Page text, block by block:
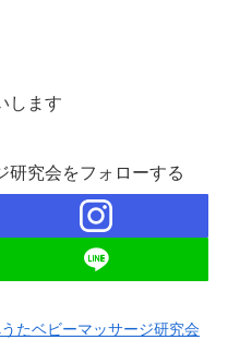
します
研究会をフォローする
たベビーマッサージ研究会